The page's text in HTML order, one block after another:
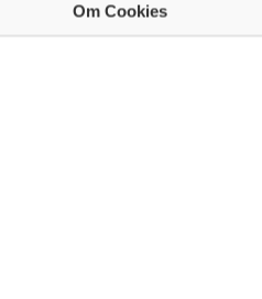
Jeg accepterer, at mine oplysninger
kontakte mig i forbindelse med min
Om Cookies